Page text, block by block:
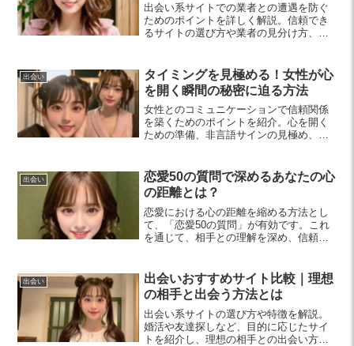
出会い系サイトでの業者との遭遇を防ぐ
ためのポイントを詳しく解説。信頼でき
るサイトの選び方や業者の見分け方、安
心者ガイドです。
出会い
タイミングを見極める！女性が心
を開く瞬間の秘密に迫る方法
女性とのコミュニケーションで信頼関係
を築くためのポイントを紹介。心を開く
ための準備、非言語サインの見極め、楽
出会い
恋愛50の質問で深めるあなたの心
の距離とは？
恋愛における心の距離を縮める方法とし
て、「恋愛50の質問」が有効です。これ
を通じて、相手との理解を深め、信頼関
です。
出会い
出会いおすすめサイト比較｜理想
の相手と出会う方法とは
出会い系サイトの選び方や特徴を解説。
婚活や友達探しなど、目的に応じたサイ
トを紹介し、理想の相手との出会い方を